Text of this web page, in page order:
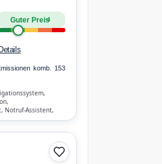
Guter Preis4
komb. 153
Notruf-Assistent,